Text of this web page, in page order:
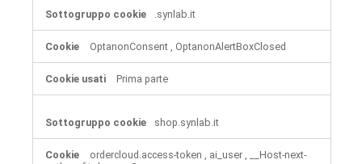
.synlab.it
OptanonConsent, OptanonAlertBoxClosed
Prima parte
shop.synlab.it
ordercloud.access-token, ai_user,
__Host-next-